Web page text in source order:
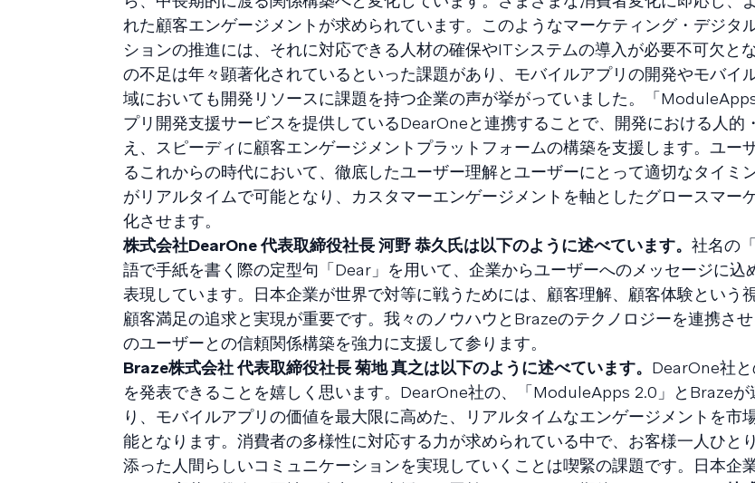
れた顧客エンゲージメントが求められています。このようなマーケティング・デジタ
ションの推進には、それに対応できる人材の確保やITシステムの導入が必要不可欠と
の不足は年々顕著化されているといった課題があり、モバイルアプリの開発やモバイ
域においても開発リソースに課題を持つ企業の声が挙がっていました。「
プリ開発支援サービスを提供しているDearOneと連携することで、開発における人的
え、スピーディに顧客エンゲージメントプラットフォームの構築を支援します。ユー
るこれからの時代において、徹底したユーザー理解とユーザーにとって適切なタイミ
がリアルタイムで可能となり、カスタマーエンゲージメントを軸としたグロースマー
化させます。
株式会社DearOne 代表取締役社長 河野 恭久氏は以下のように述べています。 社名の
語で手紙を書く際の定型句「Dear」を用いて、企業からユーザーへのメッセージに込
表現しています。日本企業が世界で対等に戦うためには、顧客理解、顧客体験という
顧客満足の追求と実現が重要です。我々のノウハウとBrazeのテクノロジーを連携さ
のユーザーとの信頼関係構築を強力に支援して参ります。
Braze株式会社 代表取締役社長 菊地 真之は以下のように述べています。 DearOne社
を発表できることを嬉しく思います。DearOne社の、「ModuleApps 2.0」とBrazeが
り、モバイルアプリの価値を最大限に高めた、リアルタイムなエンゲージメントを市
能となります。消費者の多様性に対応する力が求められている中で、お客様一人ひと
添った人間らしいコミュニケーションを実現していくことは喫緊の課題です。日本企